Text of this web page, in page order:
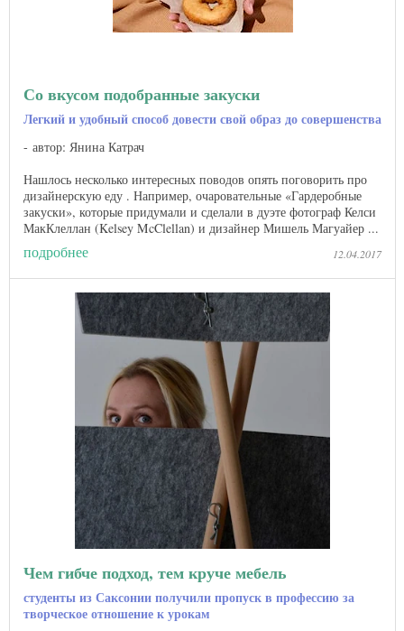
Со вкусом подобранные закуски
Легкий и удобный способ довести свой образ до совершенства
автор: Янина Катрач
Нашлось несколько интересных поводов опять поговорить про
дизайнерскую еду . Например, очаровательные «Гардеробные
закуски», которые придумали и сделали в дуэте фотограф Келси
МакКлеллан (Kelsey McClellan) и дизайнер Мишель Магуайер ...
подробнее 12.04.2017
Чем гибче подход, тем круче мебель
студенты из Саксонии получили пропуск в профессию за
творческое отношение к урокам